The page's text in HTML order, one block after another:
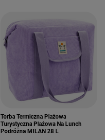
Torba Termiczna Plażowa
Turystyczna Plażowa Na Lunch
Podróżna MILAN 28 L